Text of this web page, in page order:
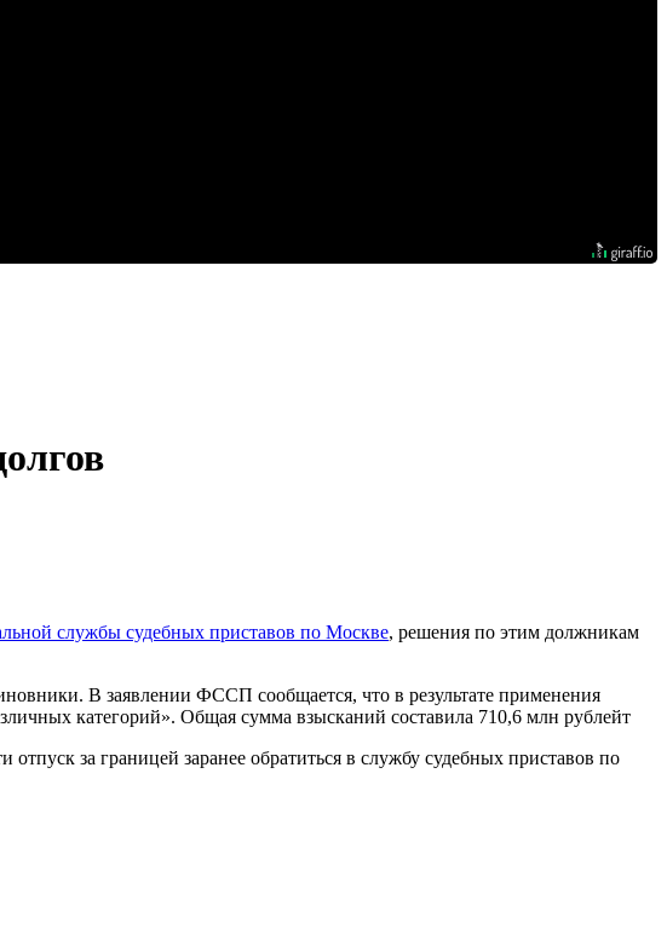
службы судебных приставов по Москве, решения по этим должникам
В заявлении ФССП сообщается, что в результате применения
категорий». Общая сумма взысканий составила 710,6 млн рублейт
за границей заранее обратиться в службу судебных приставов по